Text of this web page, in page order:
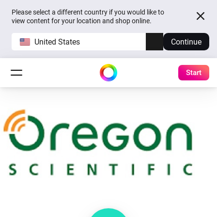
Please select a different country if you would like to
view content for your location and shop online.
United States Continue
Start